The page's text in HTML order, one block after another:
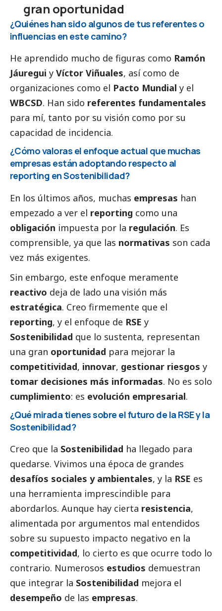
gran oportunidad
¿Quiénes han sido algunos de tus referentes o
influencias en este camino?
He aprendido mucho de figuras como Ramón
Jáuregui y Víctor Viñuales, así como de
organizaciones como el Pacto Mundial y el
WBCSD. Han sido referentes fundamentales
para mí, tanto por su visión como por su
capacidad de incidencia.
¿Cómo valoras el enfoque actual que muchas
empresas están adoptando respecto al
reporting en Sostenibilidad?
En los últimos años, muchas empresas han
empezado a ver el reporting como una
obligación impuesta por la regulación. Es
comprensible, ya que las normativas son cada
vez más exigentes.
Sin embargo, este enfoque meramente
reactivo deja de lado una visión más
estratégica. Creo firmemente que el
reporting, y el enfoque de RSE y
Sostenibilidad que lo sustenta, representan
una gran oportunidad para mejorar la
competitividad, innovar, gestionar riesgos y
tomar decisiones más informadas. No es solo
cumplimiento: es evolución empresarial.
¿Qué mirada tienes sobre el futuro de la RSE y la
Sostenibilidad?
Creo que la Sostenibilidad ha llegado para
quedarse. Vivimos una época de grandes
desafíos sociales y ambientales, y la RSE es
una herramienta imprescindible para
abordarlos. Aunque hay cierta resistencia,
alimentada por argumentos mal entendidos
sobre su supuesto impacto negativo en la
competitividad, lo cierto es que ocurre todo lo
contrario. Numerosos estudios demuestran
que integrar la Sostenibilidad mejora el
desempeño de las empresas.